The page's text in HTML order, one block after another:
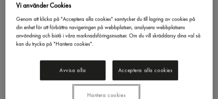
Gastrino2,5/1,55
317,68 kr/låda
Inkl. moms
Ord.pris :635,68 kr/låda
Priset gäller t.o.m 2026.08.09
Vi använder Cookies
Genom att klicka på "Acceptera alla cookies" samtycker du till lagring av cookies på
din enhet för att förbättra navigeringen på webbplatsen, analysera webbplatsens
användning och bistå i våra marknadsföringsinsatser. Om du vill skräddarsy dina val så
kan du trycka på "Hantera cookies".
Avvisa alla Acceptera alla cookies
Hantera cookies